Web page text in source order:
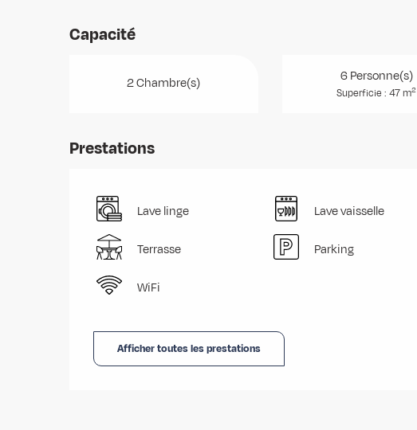
Capacité
2 Chambre(s) 6 Personne(s)
Superficie : 47 m2
Prestations
Lave linge Lave vaisselle
Terrasse Parking
WiFi
Afficher toutes les prestations